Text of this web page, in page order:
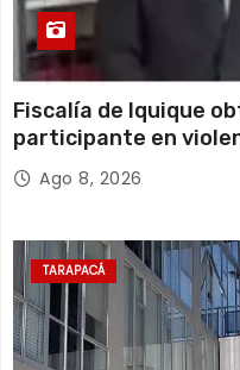
Fiscalía de Iquique
participante en
Ago 8, 2026
TARAPACÁ